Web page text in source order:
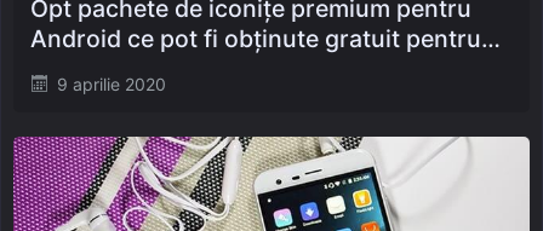
Posted
9 aprilie 2020
Opt pachete de iconițe premium pentru
Android ce pot fi obținute gratuit pentru
scurt timp!